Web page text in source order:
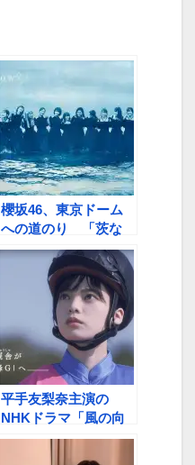
櫻坂46、東京ドーム
への道のり 「茨な
道」乗り越え、つかん
平手友梨奈主演の
NHKドラマ「風の向
こうへ駆け抜けろ」、
6月24日にDVD＆Blu-